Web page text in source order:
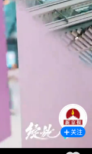
关注